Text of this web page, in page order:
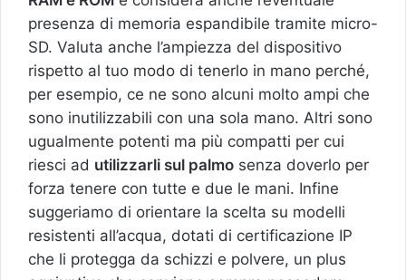
presenza di memoria espandibile tramite micro-
SD. Valuta anche l’ampiezza del dispositivo
rispetto al tuo modo di tenerlo in mano perché,
per esempio, ce ne sono alcuni molto ampi che
sono inutilizzabili con una sola mano. Altri sono
ugualmente potenti ma più compatti per cui
riesci ad utilizzarli sul palmo senza doverlo per
forza tenere con tutte e due le mani. Infine
suggeriamo di orientare la scelta su modelli
resistenti all’acqua, dotati di certificazione IP
che li protegga da schizzi e polvere, un plus